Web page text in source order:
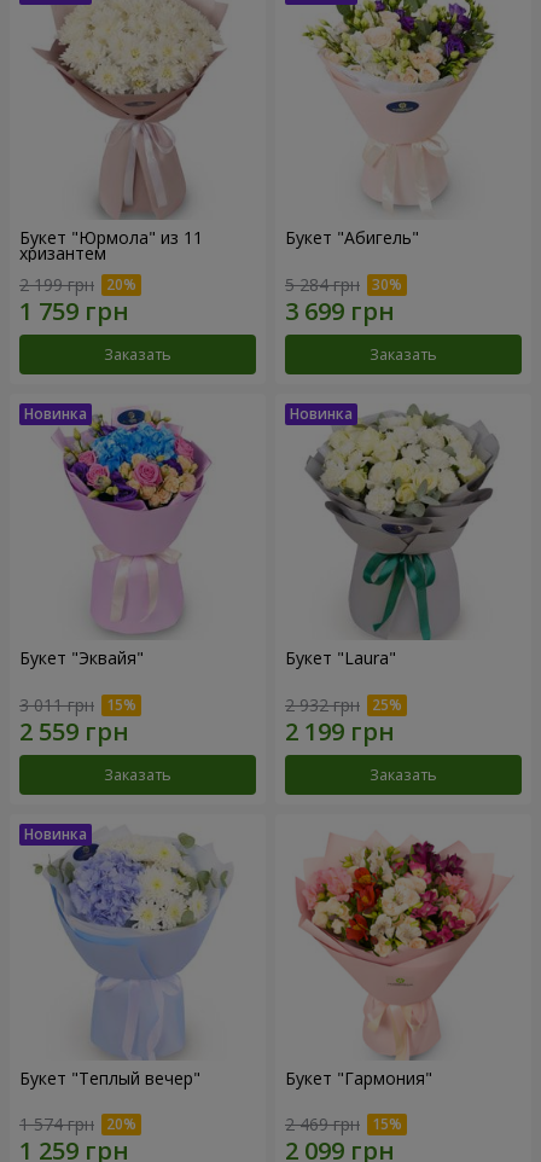
Букет "Юрмола" из 11
хризантем
2 199 грн
Заказать
Букет "Абигель"
5 284 грн
Заказать
Букет "Эквайя"
3 011 грн
Заказать
Букет "Laura"
2 932 грн
Заказать
Букет "Теплый вечер"
1 574 грн
Букет "Гармония"
2 469 грн